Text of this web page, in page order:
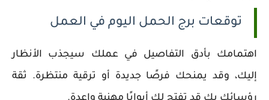
توقعات برج الحمل اليوم في العمل
اهتمامك بأدق التفاصيل في عملك سيجذب الأنظار
إليك، وقد يمنحك فرصًا جديدة أو ترقية منتظرة. ثقة